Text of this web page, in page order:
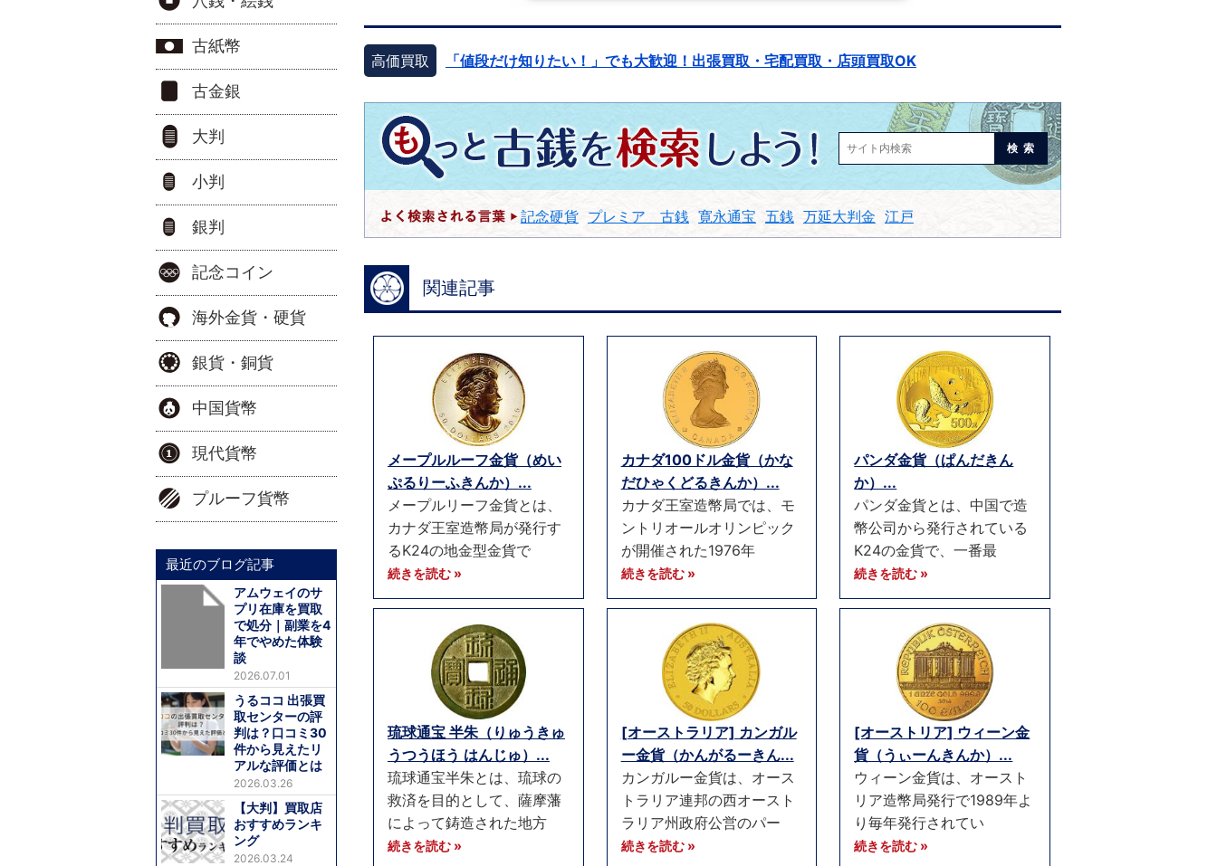
高価買取 「値段だけ知りたい！」でも大歓迎！出張買取・宅配買取・店頭買取OK
検索
記念硬貨 プレミア 古銭 寛永通宝 五銭 万延大判金 江戸
関連記事
メープルルーフ金貨（めい
ぷるりーふきんか）...
メープルリーフ金貨とは、
カナダ王室造幣局が発行す
るK24の地金型金貨で
続きを読む »
カナダ100ドル金貨（かな
だひゃくどるきんか）...
カナダ王室造幣局では、モ
ントリオールオリンピック
が開催された1976年
続きを読む »
パンダ金貨（ぱんだきん
か）...
パンダ金貨とは、中国で造
幣公司から発行されている
K24の金貨で、一番最
続きを読む »
琉球通宝 半朱（りゅうきゅ
うつうほう はんじゅ）...
琉球通宝半朱とは、琉球の
救済を目的として、薩摩藩
によって鋳造された地方
続きを読む »
[オーストラリア] カンガル
ー金貨（かんがるーきん...
カンガルー金貨は、オース
トラリア連邦の西オースト
ラリア州政府公営のパー
続きを読む »
[オーストリア] ウィーン金
貨（うぃーんきんか）...
ウィーン金貨は、オースト
リア造幣局発行で1989年よ
り毎年発行されてい
続きを読む »
古紙幣
古金銀
大判
小判
銀判
記念コイン
海外金貨・硬貨
銀貨・銅貨
中国貨幣
現代貨幣
プルーフ貨幣
最近のブログ記事
アムウェイのサ
プリ在庫を買取
で処分｜副業を4
年でやめた体験
談
2026.07.01
うるココ 出張買
取センターの評
判は？口コミ30
件から見えたリ
アルな評価とは
2026.03.26
【大判】買取店
おすすめランキ
ング
2026.03.24